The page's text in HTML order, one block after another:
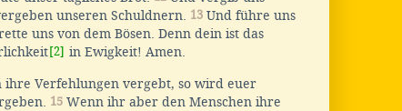
unseren Schuldnern. 13 Und führe uns
uns von dem Bösen. Denn dein ist das
[2] in Ewigkeit! Amen.
Verfehlungen vergebt, so wird euer
15 Wenn ihr aber den Menschen ihre